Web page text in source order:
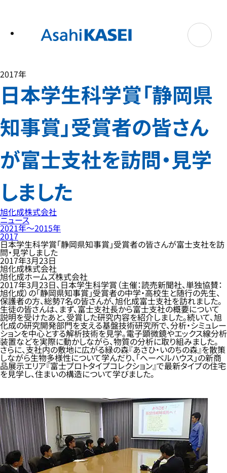
2017年
日本学生科学賞「静岡県
知事賞」受賞者の皆さん
が富士支社を訪問・見学
しました
旭化成株式会社
ニュース
2021年〜2015年
2017
日本学生科学賞「静岡県知事賞」受賞者の皆さんが富士支社を訪
問・見学しました
2017年3月23日
旭化成株式会社
旭化成ホームズ株式会社
2017年3月23日、日本学生科学賞（主催：読売新聞社、単独協賛：
旭化成）の「静岡県知事賞」受賞者の中学・高校生と随行の先生、
保護者の方、総勢7名の皆さんが、旭化成富士支社を訪れました。
生徒の皆さんは、まず、富士支社長から富士支社の概要について
説明を受けたあと、受賞した研究内容を紹介しました。続いて、旭
化成の研究開発部門を支える基盤技術研究所で、分析・シミュレー
ションを中心とする解析技術を見学。電子顕微鏡やエックス線分析
装置などを実際に動かしながら、物質の分析に取り組みました。
さらに、支社内の敷地に広がる緑の森『あさひ・いのちの森』を散策
しながら生物多様性について学んだり、「へーベルハウス」の新商
品展示エリア『富士プロトタイプコレクション』で最新タイプの住宅
を見学し、住まいの構造について学びました。